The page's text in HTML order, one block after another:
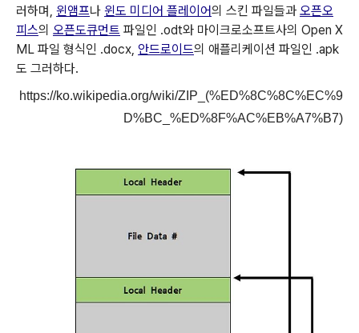
러하며, 윈앰프나 윈도 미디어 플레이어의 스킨 파일들과 오픈오
피스의 오픈도큐먼트 파일인 .odt와 마이크로소프트사의 Open X
ML 파일 형식인 .docx, 안드로이드의 애플리케이션 파일인 .apk
도 그러하다.
https://ko.wikipedia.org/wiki/ZIP_(%ED%8C%8C%EC%9
D%BC_%ED%8F%AC%EB%A7%B7)